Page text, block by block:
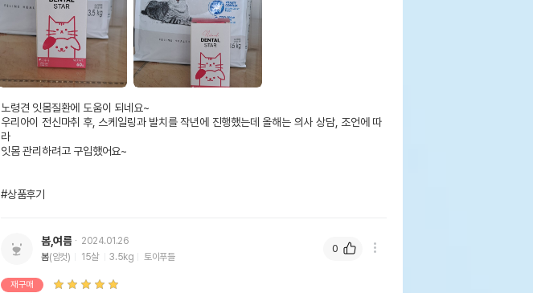
노령견 잇몸질환에 도움이 되네요~
우리아이 전신마취 후, 스케일링과 발치를 작년에 진행했는데 올해는 의사 상담, 조언에 따
라
잇몸 관리하려고 구입했어요~
#상품후기
봄,여름
2024.01.26
봄(암컷) 15살 3.5kg 토이푸들
재구매
0